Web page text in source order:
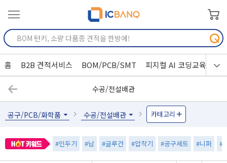
홈 B2B 견적서비스 BOM/PCB/SMT 피지컬 AI 코딩교육
수공/전설배관
공구/PCB/화학품 수공/전설배관 카테고리
#인두기 #납 #글루건 #압착기 #공구세트 #니퍼 #